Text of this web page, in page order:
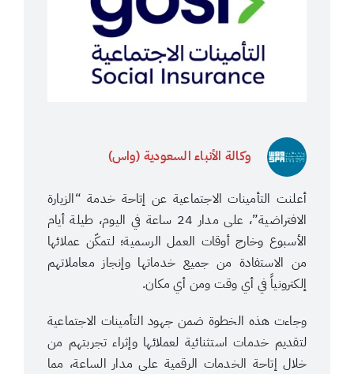
وكالة الأنباء السعودية (واس)
أعلنت التأمينات الاجتماعية عن إتاحة خدمة “الزيارة
الافتراضية”، على مدار 24 ساعة في اليوم، طيلة أيام
الأسبوع وخارج أوقات العمل الرسمية؛ لتمكّن عملائها
من الاستفادة من جميع خدماتها وإنجاز معاملاتهم
إلكترونياً في أي وقت ومن أي مكان.
وجاءت هذه الخطوة ضمن جهود التأمينات الاجتماعية
لتقديم خدمات استثنائية لعملائها وإثراء تجربتهم من
خلال إتاحة الخدمات الرقمية على مدار الساعة، مما